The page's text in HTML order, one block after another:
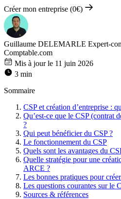
Créer mon entreprise (0€)
Guillaume DELEMARLE Expert-
Comptable.com
Mis à jour le 11 juin 2026
3 min
Sommaire
CSP et création d’entreprise :
Qu’est-ce que le CSP (contrat
?
Qui peut bénéficier du CSP ?
Le fonctionnement du CSP
Quels sont les avantages du
Quelle stratégie pour une
ARCE ?
Les bonnes pratiques pour
Les questions courantes sur le
Sources & références